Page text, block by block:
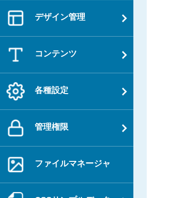
デザイン管理
コンテンツ
各種設定
管理権限
ファイルマネージャ